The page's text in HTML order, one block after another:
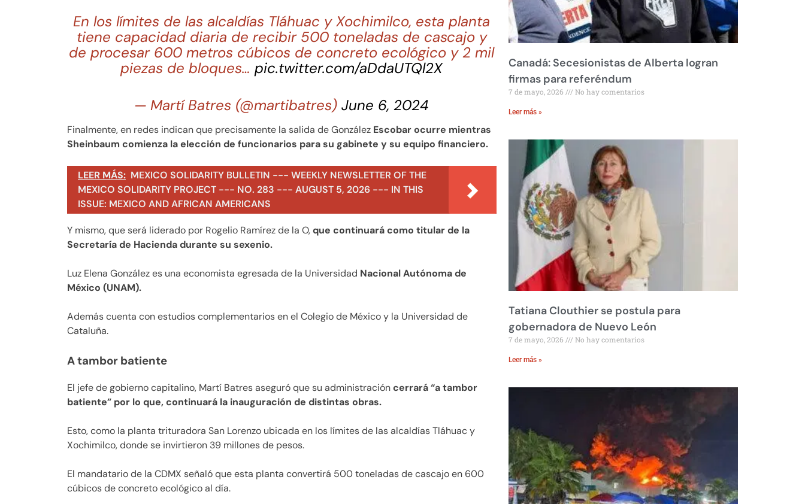
En los límites de las alcaldías Tláhuac y Xochimilco, esta planta
tiene capacidad diaria de recibir 500 toneladas de cascajo y
de procesar 600 metros cúbicos de concreto ecológico y 2 mil
piezas de bloques…pic.twitter.com/aDdaUTQl2X
— Martí Batres (@martibatres)June 6, 2024
Finalmente, en redes indican que precisamente la salida de González Escobar ocurre mientras
Sheinbaum comienza la elección de funcionarios para su gabinete y su equipo financiero.
LEER MÁS: MEXICO SOLIDARITY BULLETIN --- WEEKLY NEWSLETTER OF THE
MEXICO SOLIDARITY PROJECT --- NO. 283 --- AUGUST 5, 2026 --- IN THIS
ISSUE: MEXICO AND AFRICAN AMERICANS
Y mismo, que será liderado por Rogelio Ramírez de la O,que continuará como titular de la
Secretaría de Hacienda durante su sexenio.
Luz Elena González es una economista egresada de la Universidad Nacional Autónoma de
México (UNAM).
Además cuenta con estudios complementarios en el Colegio de México y la Universidad de
Cataluña.
A tambor batiente
El jefe de gobierno capitalino, Martí Batres aseguró que su administracióncerrará “a tambor
batiente” por lo que, continuará la inauguración de distintas obras.
Esto, como la planta trituradora San Lorenzo ubicada en los límites de las alcaldías Tláhuac y
Xochimilco, donde se invirtieron 39 millones de pesos.
El mandatario de la CDMX señaló que esta planta convertirá 500 toneladas de cascajo en 600
cúbicos de concreto ecológico al día.
Canadá: Secesionistas de Alberta logran
firmas para referéndum
7 de mayo, 2026 No hay comentarios
Leer más »
Tatiana Clouthier se postula para
gobernadora de Nuevo León
7 de mayo, 2026 No hay comentarios
Leer más »